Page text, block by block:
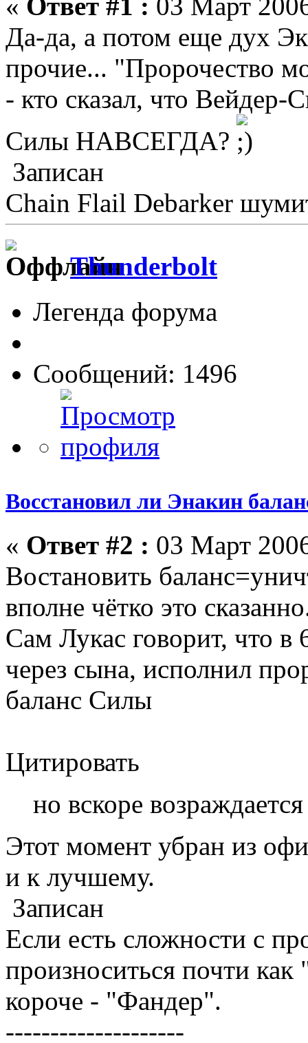
Да-да, а потом еще дух
прочие... "Пророчество
- кто сказал, что Вейдер-
Силы НАВСЕГДА?
Записан
Chain Flail Debarker
Thunderbolt
Легенда форума
Сообщений: 1496
Восстановил ли Энакин
« Ответ #2 : 03 Март
Востановить
вполне чётко это
Сам Лукас говорит, что
через сына, исполнил
баланс Силы
Цитировать
но вскоре
Этот момент убран из
и к лучшему.
Записан
Если есть сложности с
произноситься почти
короче - "Фандер".
--------------------